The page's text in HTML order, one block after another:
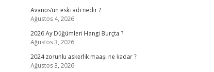
Avanos’un eski adı nedir ?
Ağustos 4, 2026
2026 Ay Düğümleri Hangi Burçta ?
Ağustos 3, 2026
2024 zorunlu askerlik maaşı ne kadar ?
Ağustos 3, 2026